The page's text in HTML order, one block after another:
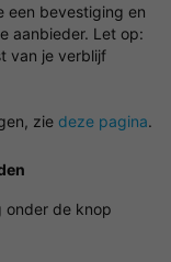
een bevestiging en
aanbieder. Let op:
van je verblijf
zie deze pagina.
onder de knop